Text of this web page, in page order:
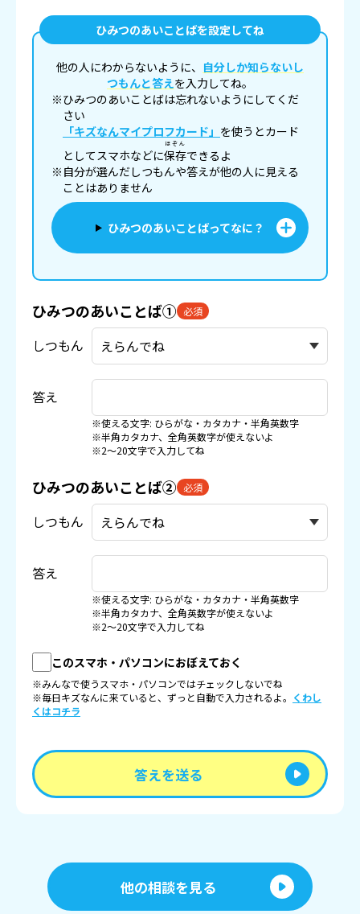
ひみつのあいことばを設定してね
他の人にわからないように、 自分しか知らないし
つもんと答えを入力してね。
※ひみつのあいことばは忘れないようにしてくだ
さい
「キズなんマイプロフカード」 を使うとカード
としてスマホなどに保存
ほぞん
できるよ
※自分が選んだしつもんや答えが他の人に見える
ことはありません
ひみつのあいことばってなに？
ひみつのあいことば① 必須
しつもん
答え
※使える文字: ひらがな・カタカナ・半角英数字
※半角カタカナ、全角英数字が使えないよ
※2〜20文字で入力してね
ひみつのあいことば② 必須
しつもん
答え
※使える文字: ひらがな・カタカナ・半角英数字
※半角カタカナ、全角英数字が使えないよ
※2〜20文字で入力してね
このスマホ・パソコンにおぼえておく
※みんなで使うスマホ・パソコンではチェックしないでね
※毎日キズなんに来ていると、ずっと自動で入力されるよ。 くわし
くはコチラ
答えを送る
他の相談を見る